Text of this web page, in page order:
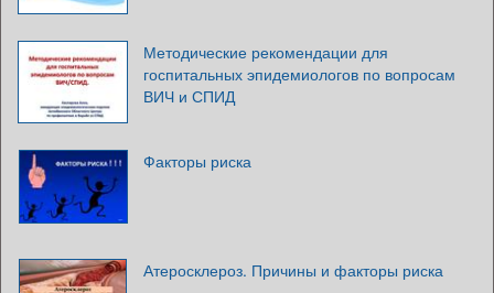
Методические рекомендации для
госпитальных эпидемиологов по вопросам
ВИЧ и СПИД
Факторы риска
Атеросклероз. Причины и факторы риска